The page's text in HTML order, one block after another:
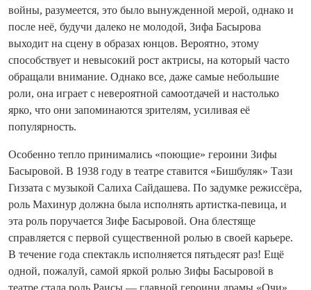
войны, разумеется, это было вынужденной мерой, однако и
после неё, будучи далеко не молодой, Зифа Басырова
выходит на сцену в образах юнцов. Вероятно, этому
способствует и невысокий рост актрисы, на который часто
обращали внимание. Однако все, даже самые небольшие
роли, она играет с невероятной самоотдачей и настолько
ярко, что они запоминаются зрителям, усиливая её
популярность.
Особенно тепло принимались «поющие» героини Зифы
Басыровой. В 1938 году в театре ставится «Бишбуляк» Тази
Гиззата с музыкой Салиха Сайдашева. По задумке режиссёра,
роль Махинур должна была исполнять артистка-певица, и
эта роль поручается Зифе Басыровой. Она блестяще
справляется с первой существенной ролью в своей карьере.
В течение года спектакль исполняется пятьдесят раз! Ещё
одной, пожалуй, самой яркой ролью Зифы Басыровой в
театре стала роль Раисы — главной героини драмы «Очи»